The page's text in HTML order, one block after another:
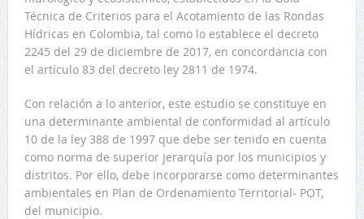
Técnica de Criterios para el Acotamiento de las Rondas
Hídricas en Colombia, tal como lo establece el decreto
2245 del 29 de diciembre de 2017, en concordancia con
el artículo 83 del decreto ley 2811 de 1974.
Con relación a lo anterior, este estudio se constituye en
una determinante ambiental de conformidad al artículo
10 de la ley 388 de 1997 que debe ser tenido en cuenta
como norma de superior jerarquía por los municipios y
distritos. Por ello, debe incorporarse como determinantes
ambientales en Plan de Ordenamiento Territorial- POT,
del municipio.